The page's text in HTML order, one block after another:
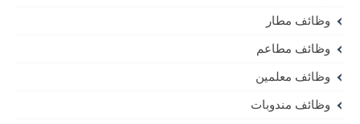
وظائف مطار
وظائف مطاعم
وظائف معلمين
وظائف مندوبات